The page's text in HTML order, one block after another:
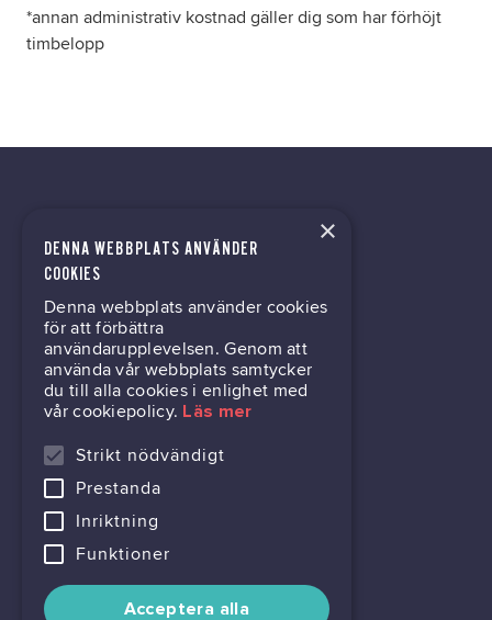
*annan administrativ kostnad gäller dig som har förhöjt
timbelopp
tech@hoy.se
031-63 64 80
Mölndalsvägen 30B
Box 24061
400 22 Göteborg
716444-6762
×
DENNA WEBBPLATS ANVÄNDER
COOKIES
Denna webbplats använder cookies
för att förbättra
användarupplevelsen. Genom att
använda vår webbplats samtycker
du till alla cookies i enlighet med
vår cookiepolicy. Läs mer
Strikt nödvändigt
Prestanda
Inriktning
Funktioner
Acceptera alla